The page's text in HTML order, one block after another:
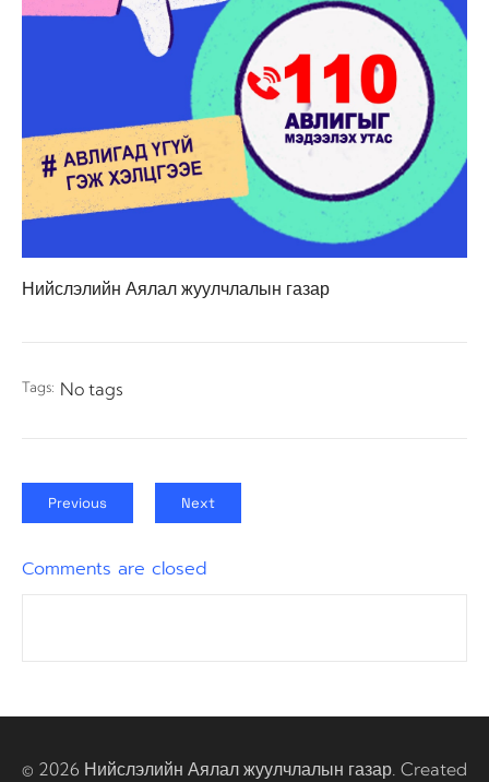
Нийслэлийн Аялал жуулчлалын газар
Tags: No tags
Previous Next
Comments are closed
© 2026 Нийслэлийн Аялал жуулчлалын газар. Created